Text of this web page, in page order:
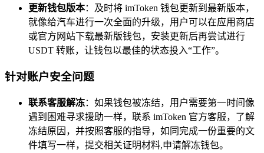
更新钱包版本：及时将 imToken 钱包更新到最新版本，
就像给汽车进行一次全面的升级，用户可以在应用商店
或官方网站下载最新版钱包，安装更新后再尝试进行
USDT 转账，让钱包以最佳的状态投入“工作”。
针对账户安全问题
联系客服解冻：如果钱包被冻结，用户需要第一时间像
遇到困难寻求援助一样，联系 imToken 官方客服，了解
冻结原因，并按照客服的指导，如同完成一份重要的文
件填写一样，提交相关证明材料,申请解冻钱包。